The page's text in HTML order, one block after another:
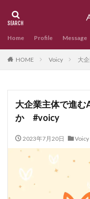
Home Profile Message
HOME Voicy 大
大企業主体で進む
か #voicy
2023年7月20日 Voicy